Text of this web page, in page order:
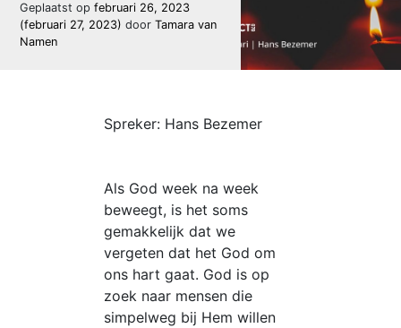
Geplaatst opfebruari 26, 2023
(februari 27, 2023)door Tamara van
Namen
Spreker: Hans Bezemer
Als God week na week
beweegt, is het soms
gemakkelijk dat we
vergeten dat het God om
ons hart gaat. God is op
zoek naar mensen die
simpelweg bij Hem willen